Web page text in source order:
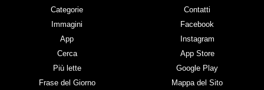
Categorie
Immagini
App
Cerca
Più lette
Frase del Giorno
Contatti
Facebook
Instagram
App Store
Google Play
Mappa del Sito